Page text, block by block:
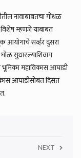
नावाबाबतचा गोंधळ
म्हणजे याबाबत
सर्व्हर दुसरा
सुधारल्याशिवाय
महाविकास आघाडी
आघाडीसोबत दिसत
NEXT